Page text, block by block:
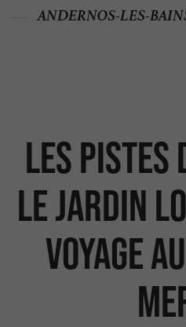
Les Pistes
le jardin
voyage
ANDERNOS-LES-